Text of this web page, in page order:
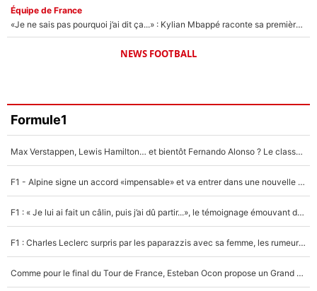
Équipe de France
«Je ne sais pas pourquoi j’ai dit ça...» : Kylian Mbappé raconte sa première rencontre avec Zinédine Zidane (et c’est très drôle)
NEWS FOOTBALL
Formule1
Max Verstappen, Lewis Hamilton… et bientôt Fernando Alonso ? Le classement des pilotes les mieux payés en Formule 1 risque de changer !
F1 - Alpine signe un accord «impensable» et va entrer dans une nouvelle dimension : Grande nouvelle pour Pierre Gasly !
F1 : « Je lui ai fait un câlin, puis j’ai dû partir...», le témoignage émouvant de Max Verstappen sur sa fille
F1 : Charles Leclerc surpris par les paparazzis avec sa femme, les rumeurs étaient vraies !
Comme pour le final du Tour de France, Esteban Ocon propose un Grand Prix de Formule 1 à Paris : «Autour de l’Arc de Triomphe, ce serait génial» !